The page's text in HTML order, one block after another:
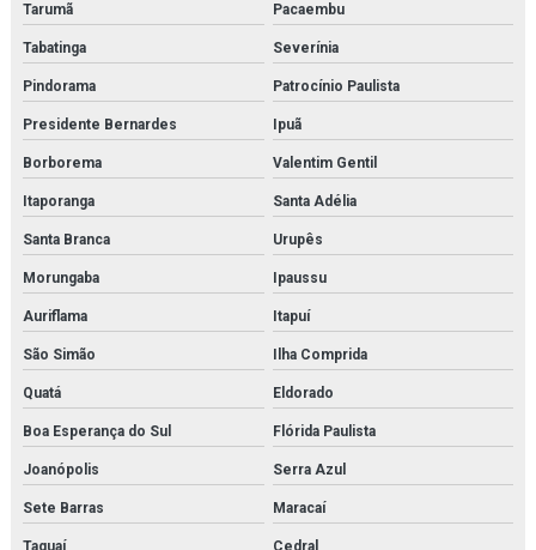
Tarumã Pacaembu
Tabatinga Severínia
Pindorama Patrocínio Paulista
Presidente Bernardes Ipuã
Borborema Valentim Gentil
Itaporanga Santa Adélia
Santa Branca Urupês
Morungaba Ipaussu
Auriflama Itapuí
São Simão Ilha Comprida
Quatá Eldorado
Boa Esperança do Sul Flórida Paulista
Joanópolis Serra Azul
Sete Barras Maracaí
Taguaí Cedral